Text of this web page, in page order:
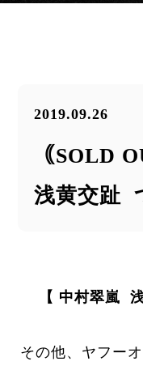
2019.09.26
｟SOLD
浅黄交趾
【 中村翠嵐
その他、ヤフー